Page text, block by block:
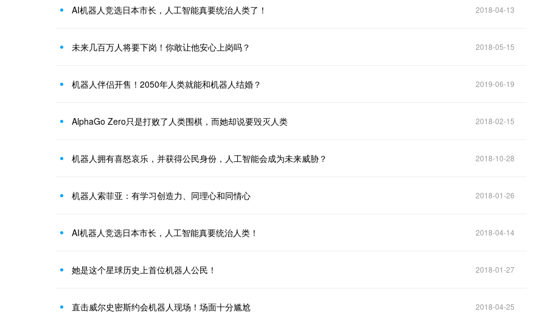
AI机器人竞选日本市长，人工智能真要统治人类了！ 2018-04-13
未来几百万人将要下岗！你敢让他安心上岗吗？ 2018-05-15
机器人伴侣开售！2050年人类就能和机器人结婚？ 2019-06-19
AlphaGo Zero只是打败了人类围棋，而她却说要毁灭人类 2018-02-15
机器人拥有喜怒哀乐，并获得公民身份，人工智能会成为未来威胁？ 2018-10-28
机器人索菲亚：有学习创造力、同理心和同情心 2018-01-26
AI机器人竞选日本市长，人工智能真要统治人类！ 2018-04-14
她是这个星球历史上首位机器人公民！ 2018-01-27
直击威尔史密斯约会机器人现场！场面十分尴尬 2018-04-25